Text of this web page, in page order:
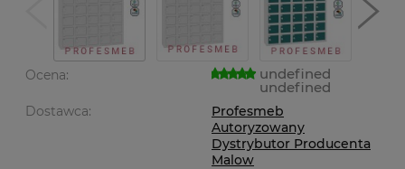
Ocena: undefined
undefined
Dostawca:
Profesmeb
Autoryzowany
Dystrybutor Producenta
Malow